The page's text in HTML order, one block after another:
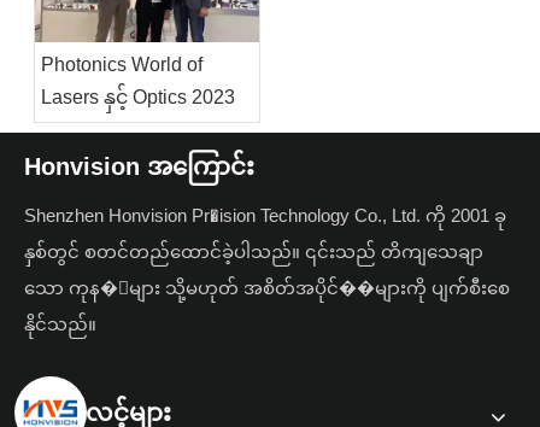
Photonics World of
Lasers နှင့် Optics 2023
Honvision အကြောင်း
Shenzhen Honvision Pr�ision Technology Co., Ltd. ကို 2001 ခု
နှစ်တွင် စတင်တည်ထောင်ခဲ့ပါသည်။ ၎င်းသည် တိကျသေချာ
သော ကုန�ာများ သို့မဟုတ် အစိတ်အပိုင်��များကို ပျက်စီးစေ
နိုင်သည်။
အမြန်လင့်များ